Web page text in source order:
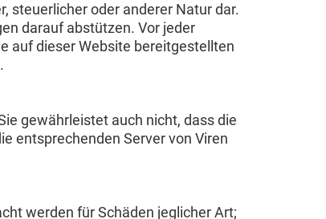
steuerlicher oder anderer Natur dar.
darauf abstützen. Vor jeder
auf dieser Website bereitgestellten
gewährleistet auch nicht, dass die
entsprechenden Server von Viren
werden für Schäden jeglicher Art;